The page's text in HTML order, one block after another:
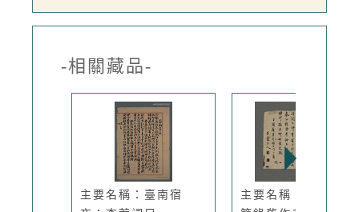
-相關藏品-
主要名稱：臺南宿
主要名稱：丁酉春月